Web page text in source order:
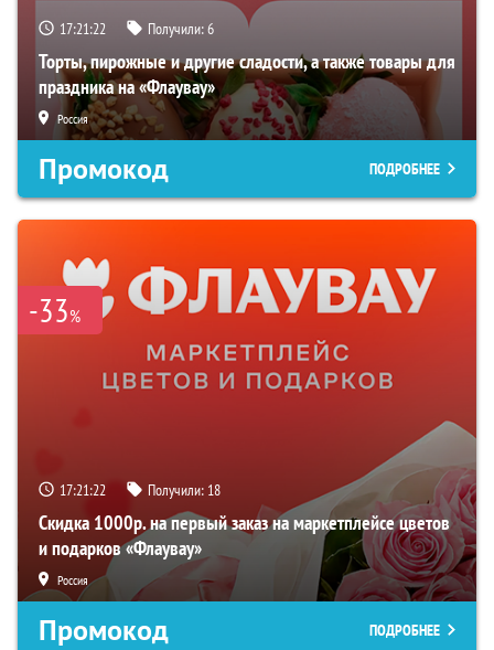
17:21:22 Получили:6
Торты, пирожные и другие сладости, а также товары для
праздника на «Флаувау»
Россия
Промокод ПОДРОБНЕЕ
-33%
17:21:22 Получили: 18
Скидка 1000р. на первый заказ на маркетплейсе цветов
и подарков «Флаувау»
Россия
Промокод ПОДРОБНЕЕ